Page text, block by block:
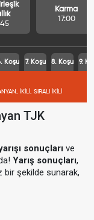
Karma
17:00
Koşu 7. Koşu 8. Koşu 9.
İKİLİ, SIRALI İKİLİ
TJK
sonuçları ve
Yarış sonuçları,
şekilde sunarak,
sizlere detaylı bir